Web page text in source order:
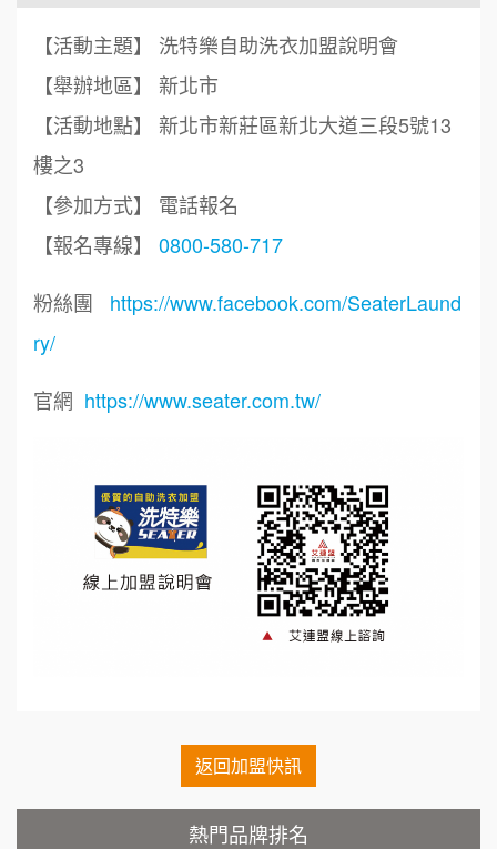
【活動主題】 洗特樂自助洗衣加盟說明會
【舉辦地區】 新北市
【活動地點】 新北市新莊區新北大道三段5號13
樓之3
【參加方式】 電話報名
【報名專線】 0800-580-717
粉絲團
https://www.facebook.com/SeaterLaund
ry/
官網 https://www.seater.com.tw/
返回加盟快訊
熱門品牌排名
88thai發發泰-泰式飯行家
呷尚寶
秉宏小米甜甜圈
周 先生/小姐
徐 先生/小姐
50萬~75萬
100萬~300萬